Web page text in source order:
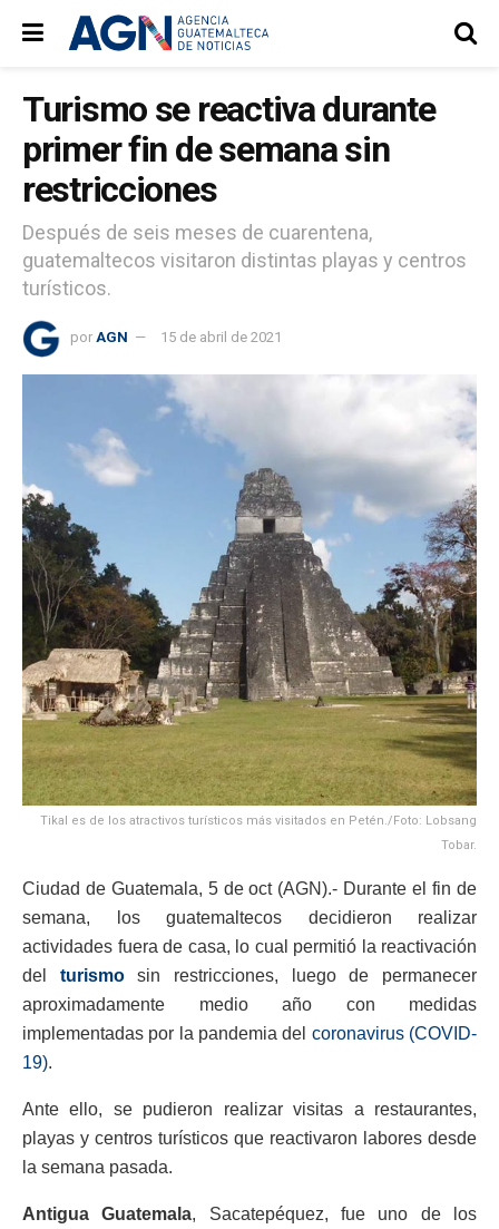
Turismo se reactiva durante
primer fin de semana sin
restricciones
Después de seis meses de cuarentena,
guatemaltecos visitaron distintas playas y centros
turísticos.
por AGN 15 de abril de 2021
Tikal es de los atractivos turísticos más visitados en Petén./Foto: Lobsang
Tobar.
Ciudad de Guatemala, 5 de oct (AGN).- Durante el fin de
semana, los guatemaltecos decidieron realizar
actividades fuera de casa, lo cual permitió la reactivación
del turismosin restricciones, luego de permanecer
aproximadamente medio año con medidas
implementadas por la pandemia del coronavirus (COVID-
19).
Ante ello, se pudieron realizar visitas a restaurantes,
playas y centros turísticos que reactivaron labores desde
la semana pasada.
Antigua Guatemala, Sacatepéquez, fue uno de los